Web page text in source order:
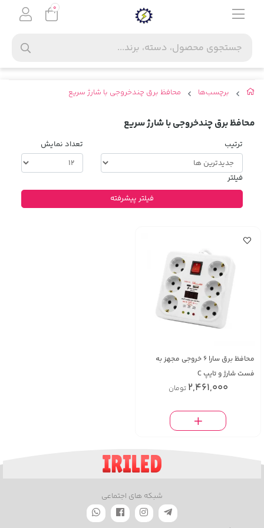
برچسب‌ها محافظ برق چندخروجی با شارژ سریع
محافظ برق چندخروجی با شارژ سریع
ترتیب تعداد نمایش
فیلتر
فیلتر پیشرفته
محافظ برق سارا ۶ خروجی مجهز به
فست شارژ و تایپ C
2,461,000 تومان
شبکه های اجتماعی
0